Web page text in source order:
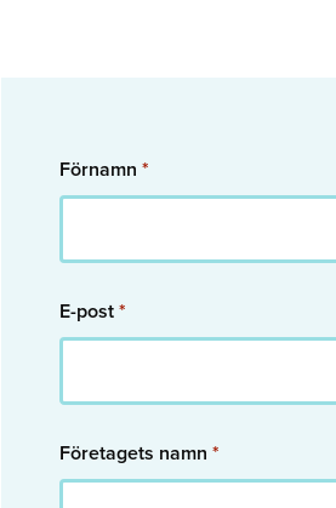
Förnamn *
E-post*
Företagets namn *